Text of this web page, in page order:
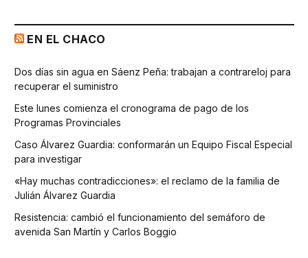
EN EL CHACO
Dos días sin agua en Sáenz Peña: trabajan a contrareloj para
recuperar el suministro
Este lunes comienza el cronograma de pago de los
Programas Provinciales
Caso Álvarez Guardia: conformarán un Equipo Fiscal Especial
para investigar
«Hay muchas contradicciones»: el reclamo de la familia de
Julián Álvarez Guardia
Resistencia: cambió el funcionamiento del semáforo de
avenida San Martín y Carlos Boggio